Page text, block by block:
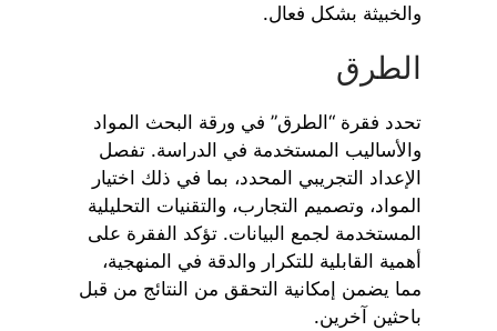
والخبيثة بشكل فعال.
الطرق
تحدد فقرة “الطرق” في ورقة البحث المواد
والأساليب المستخدمة في الدراسة. تفصل
الإعداد التجريبي المحدد، بما في ذلك اختيار
المواد، وتصميم التجارب، والتقنيات التحليلية
المستخدمة لجمع البيانات. تؤكد الفقرة على
أهمية القابلية للتكرار والدقة في المنهجية،
مما يضمن إمكانية التحقق من النتائج من قبل
باحثين آخرين.